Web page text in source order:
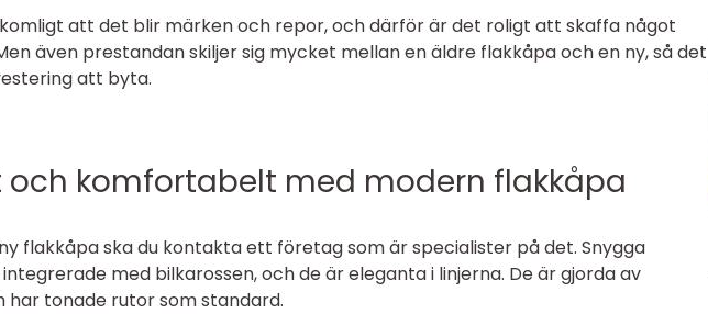
att det blir märken och repor, och därför är det roligt att skaffa något
även prestandan skiljer sig mycket mellan en äldre flakkåpa och en ny, så det
att byta.
och komfortabelt med modern flakkåpa
flakkåpa ska du kontakta ett företag som är specialister på det. Snygga
med bilkarossen, och de är eleganta i linjerna. De är gjorda av
har tonade rutor som standard.